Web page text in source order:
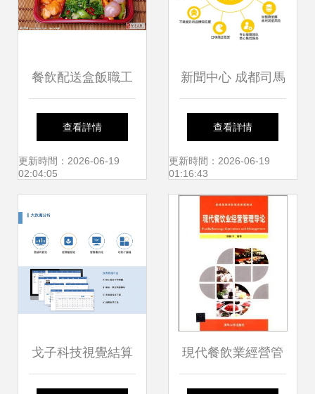
餐飲配送盒飯職工
餐管理餐
查看詳情
更新時間：2026-06-19
02:04:05
新聞中心 成都司馬
餐飲管理有限公司
以創新管理引領行
業發展
查看詳情
更新時間：2026-06-19
01:16:43
戈子科技視覺結算 現代餐飲業經營管